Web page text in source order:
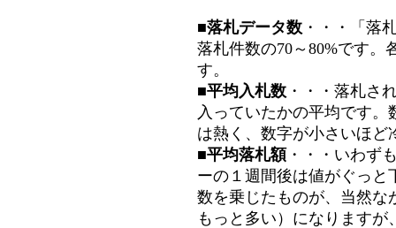
■落札データ数 ・・・「落
落札件数の70～80%です。
す。
■平均入札数 ・・・落札さ
入っていたかの平均です
は熱く、数字が小さいほど
■平均落札額 ・・・いわず
ーの１週間後は値がぐっと
数を乗じたものが、当然な
もっと多い）になります